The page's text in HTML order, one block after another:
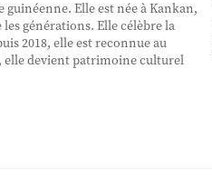
guinéenne. Elle est née à Kankan,
générations. Elle célèbre la
2018, elle est reconnue au
elle devient patrimoine culturel